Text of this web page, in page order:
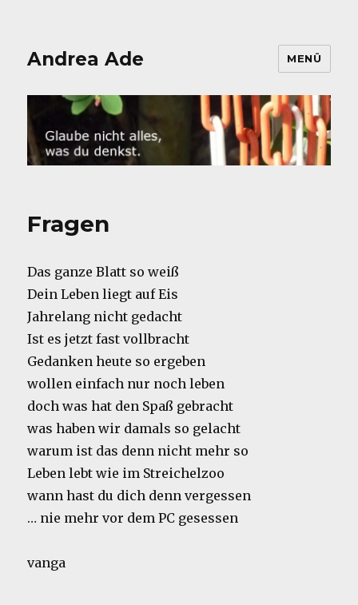
Andrea Ade MENÜ
Fragen
Das ganze Blatt so weiß
Dein Leben liegt auf Eis
Jahrelang nicht gedacht
Ist es jetzt fast vollbracht
Gedanken heute so ergeben
wollen einfach nur noch leben
doch was hat den Spaß gebracht
was haben wir damals so gelacht
warum ist das denn nicht mehr so
Leben lebt wie im Streichelzoo
wann hast du dich denn vergessen
… nie mehr vor dem PC gesessen
vanga